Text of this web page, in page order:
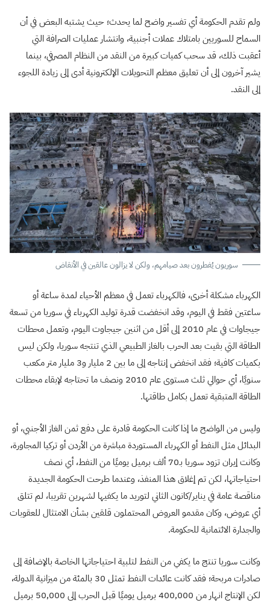
ولم تقدم الحكومة أي تفسير واضح لما يحدث؛ حيث يشتبه البعض في أن
السماح للسوريين بامتلاك عملات أجنبية، وانتشار عمليات الصرافة التي
أعقبت ذلك، قد سحب كميات كبيرة من النقد من النظام المصرفي، بينما
يشير آخرون إلى أن تعليق معظم التحويلات الإلكترونية أدى إلى زيادة اللجوء
إلى النقد.
سوريون يُفطرون بعد صيامهم، ولكن لا يزالون عالقين في الأنقاض
الكهرباء مشكلة أخرى، فالكهرباء تعمل في معظم الأحياء لمدة ساعة أو
ساعتين فقط في اليوم، وقد انخفضت قدرة توليد الكهرباء في سوريا من تسعة
جيجاوات في عام 2010 إلى أقل من اثنين جيجاوت اليوم، وتعمل محطات
الطاقة التي بقيت بعد الحرب بالغاز الطبيعي الذي تنتجه سوريا، ولكن ليس
بكميات كافية؛ فقد انخفض إنتاجه إلى ما بين 2 مليار و3 مليار متر مكعب
سنويًا، أي حوالي ثلث مستوى عام 2010 ونصف ما تحتاجه لإبقاء محطات
الطاقة المتبقية تعمل بكامل طاقتها.
وليس من الواضح ما إذا كانت الحكومة قادرة على دفع ثمن الغاز الأجنبي، أو
البدائل مثل النفط أو الكهرباء المستوردة مباشرة من الأردن أو تركيا المجاورة،
وكانت إيران تزود سوريا بـ70 ألف برميل يوميًا من النفط، أي نصف
احتياجاتها، لكن تم إغلاق هذا المنفذ، وعندما طرحت الحكومة الجديدة
مناقصة عامة في يناير/كانون الثاني لتوريد ما يكفيها لشهرين تقريبا، لم تتلق
أي عروض، وكان مقدمو العروض المحتملون قلقين بشأن الامتثال للعقوبات
والجدارة الائتمانية للحكومة.
وكانت سوريا تنتج ما يكفي من النفط لتلبية احتياجاتها الخاصة بالإضافة إلى
صادرات مربحة؛ فقد كانت عائدات النفط تمثل 30 بالمئة من ميزانية الدولة،
لكن الإنتاج انهار من 400,000 برميل يوميًا قبل الحرب إلى 50,000 برميل